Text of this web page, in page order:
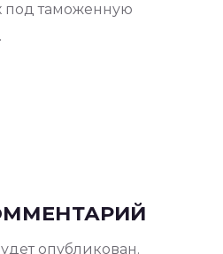
под таможенную
опубликован.